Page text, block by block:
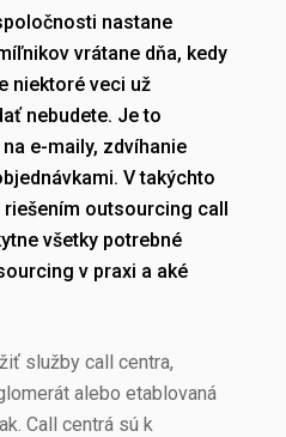
nastane
vrátane dňa, kedy
niektoré veci už
nebudete. Je to
e-maily, zdvíhanie
V takýchto
outsourcing call
všetky potrebné
v praxi a aké
služby call centra,
alebo etablovaná
Call centrá sú k